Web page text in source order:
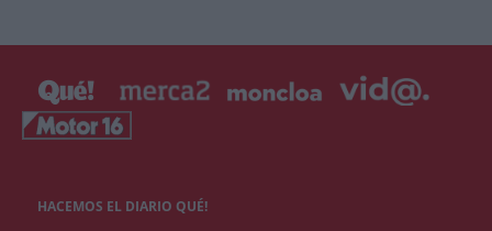
HACEMOS EL DIARIO QUÉ!